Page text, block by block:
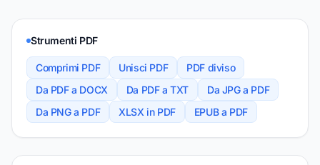
Strumenti PDF
Comprimi PDF Unisci PDF
PDF diviso
Da PDF a DOCX
Da PDF a TXT
Da JPG a PDF
Da PNG a PDF
XLSX in PDF EPUB a PDF